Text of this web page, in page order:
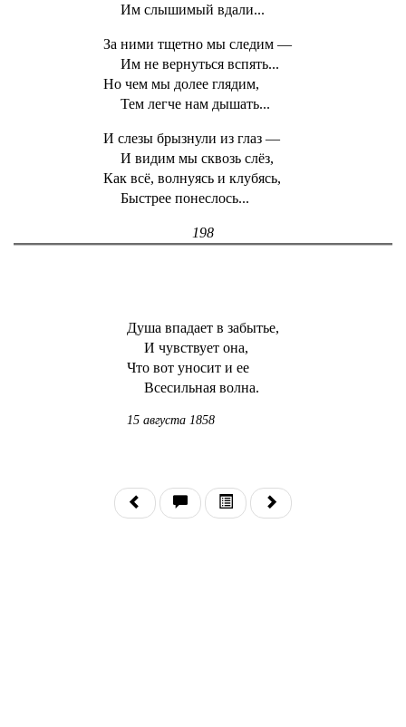
Им слышимый вдали...
За ними тщетно мы следим —
Им не вернуться вспять...
Но чем мы долее глядим,
Тем легче нам дышать...
И слезы брызнули из глаз —
И видим мы сквозь слёз,
Как всё, волнуясь и клубясь,
Быстрее понеслось...
198
Душа впадает в забытье,
И чувствует она,
Что вот уносит и ее
Всесильная волна.
15 августа 1858